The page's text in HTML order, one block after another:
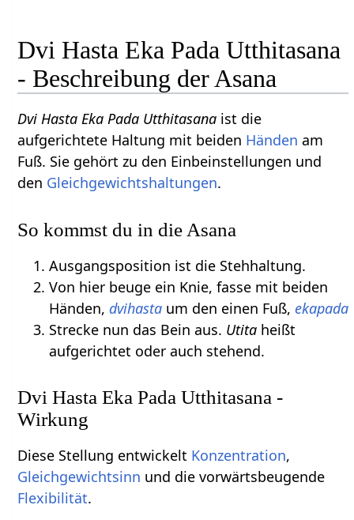
Dvi Hasta Eka Pada Utthitasana
- Beschreibung der Asana
Dvi Hasta Eka Pada Utthitasana ist die
aufgerichtete Haltung mit beiden Händen am
Fuß. Sie gehört zu den Einbeinstellungen und
den Gleichgewichtshaltungen.
So kommst du in die Asana
Ausgangsposition ist die Stehhaltung.
Von hier beuge ein Knie, fasse mit beiden
Händen,dvihasta um den einen Fuß, ekapada
Strecke nun das Bein aus. Utita heißt
aufgerichtet oder auch stehend.
Dvi Hasta Eka Pada Utthitasana -
Wirkung
Diese Stellung entwickelt Konzentration,
Gleichgewichtsinn und die vorwärtsbeugende
Flexibilität.